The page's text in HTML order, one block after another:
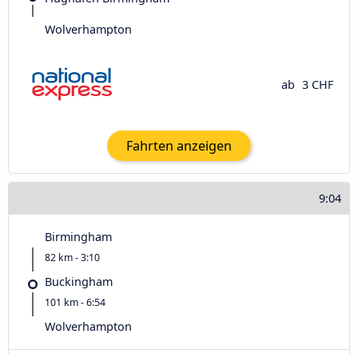
Wolverhampton
ab 3 CHF
Fahrten anzeigen
9:04
Birmingham
82 km - 3:10
Buckingham
101 km - 6:54
Wolverhampton